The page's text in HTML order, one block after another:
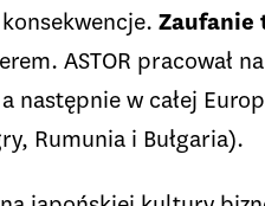
Zaufanie
ASTOR pracował
następnie w całej
Rumunia i Bułgaria).